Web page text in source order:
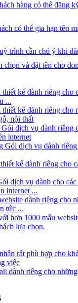
hàng có thể đăng
có thể gia hạn tên
trình cần chú ý khi
chọn và đặt tên cho
thiết kế dành riêng cho
...
thiết kế dành riêng cho
nội thất
Gói dịch vụ dành riêng
internet
Gói dịch vụ dành
kế dành riêng cho
dịch vụ dành cho các
internet ...
dành riêng cho
tức ...
hơn 1000 mẫu
lựa chọn.
rất phù hợp cho
việc
dành riêng cho